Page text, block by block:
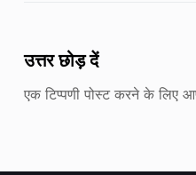
उत्तर छोड़ दें
एक टिप्पणी पोस्ट करने के लिए